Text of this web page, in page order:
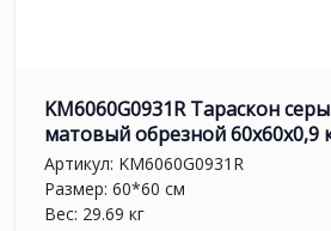
KM6060G0931R Тараскон
матовый обрезной 60x60x0,9
Артикул: KM6060G0931R
Размер: 60*60 см
Вес: 29.69 кг